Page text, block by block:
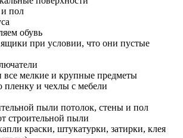
пол
обувь
при условии, что они пустые
мелкие и крупные предметы
и чехлы с мебели
пыли потолок, стены и пол
строительной пыли
краски, штукатурки, затирки, клея